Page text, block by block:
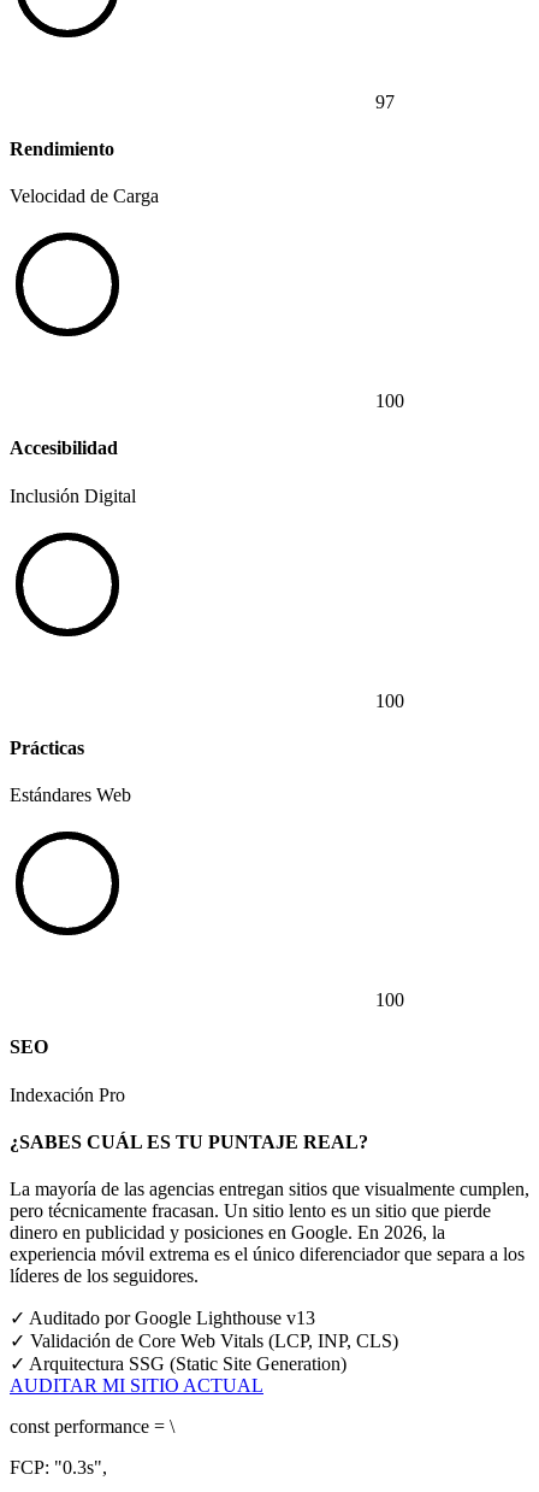
97
Rendimiento
Velocidad de Carga
100
Accesibilidad
Inclusión Digital
100
Prácticas
Estándares Web
100
SEO
Indexación Pro
¿SABES CUÁL ES TU PUNTAJE REAL?
La mayoría de las agencias entregan sitios que visualmente cumplen,
pero técnicamente fracasan. Un sitio lento es un sitio que pierde
dinero en publicidad y posiciones en Google. En 2026, la
experiencia móvil extrema es el único diferenciador que separa a los
líderes de los seguidores.
✓ Auditado por Google Lighthouse v13
✓ Validación de Core Web Vitals (LCP, INP, CLS)
✓ Arquitectura SSG (Static Site Generation)
AUDITAR MI SITIO ACTUAL
const performance = \
FCP: "0.3s",